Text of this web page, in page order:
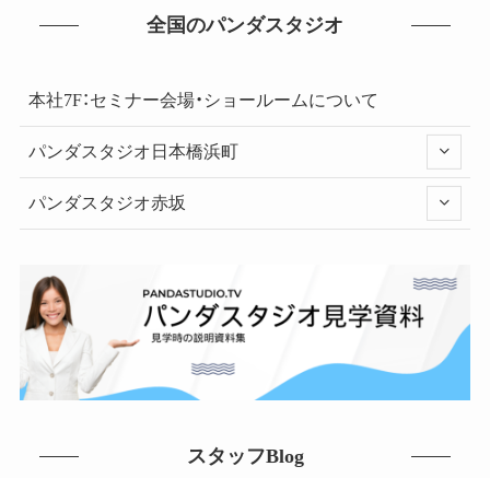
全国のパンダスタジオ
本社7F：セミナー会場・ショールームについて
パンダスタジオ日本橋浜町
パンダスタジオ赤坂
スタッフBlog